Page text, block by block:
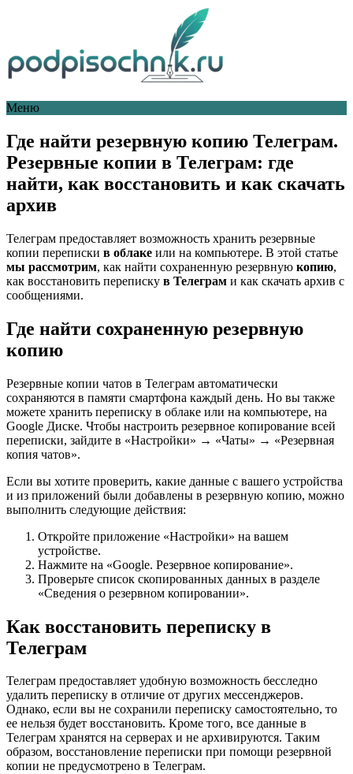
Меню
Где найти резервную копию Телеграм.
Резервные копии в Телеграм: где
найти, как восстановить и как скачать
архив
Телеграм предоставляет возможность хранить резервные
копии переписки в облаке или на компьютере. В этой статье
мы рассмотрим, как найти сохраненную резервную копию,
как восстановить переписку в Телеграм и как скачать архив с
сообщениями.
Где найти сохраненную резервную
копию
Резервные копии чатов в Телеграм автоматически
сохраняются в памяти смартфона каждый день. Но вы также
можете хранить переписку в облаке или на компьютере, на
Google Диске. Чтобы настроить резервное копирование всей
переписки, зайдите в «Настройки» → «Чаты» → «Резервная
копия чатов».
Если вы хотите проверить, какие данные с вашего устройства
и из приложений были добавлены в резервную копию, можно
выполнить следующие действия:
Откройте приложение «Настройки» на вашем
устройстве.
Нажмите на «Google. Резервное копирование».
Проверьте список скопированных данных в разделе
«Сведения о резервном копировании».
Как восстановить переписку в
Телеграм
Телеграм предоставляет удобную возможность бесследно
удалить переписку в отличие от других мессенджеров.
Однако, если вы не сохранили переписку самостоятельно, то
ее нельзя будет восстановить. Кроме того, все данные в
Телеграм хранятся на серверах и не архивируются. Таким
образом, восстановление переписки при помощи резервной
копии не предусмотрено в Телеграм.